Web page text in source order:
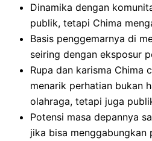
Dinamika dengan
publik, tetapi Chima
Basis penggemarnya di
seiring dengan eksposur
Rupa dan karisma Chima
menarik perhatian bukan
olahraga, tetapi juga
Potensi masa depannya
jika bisa